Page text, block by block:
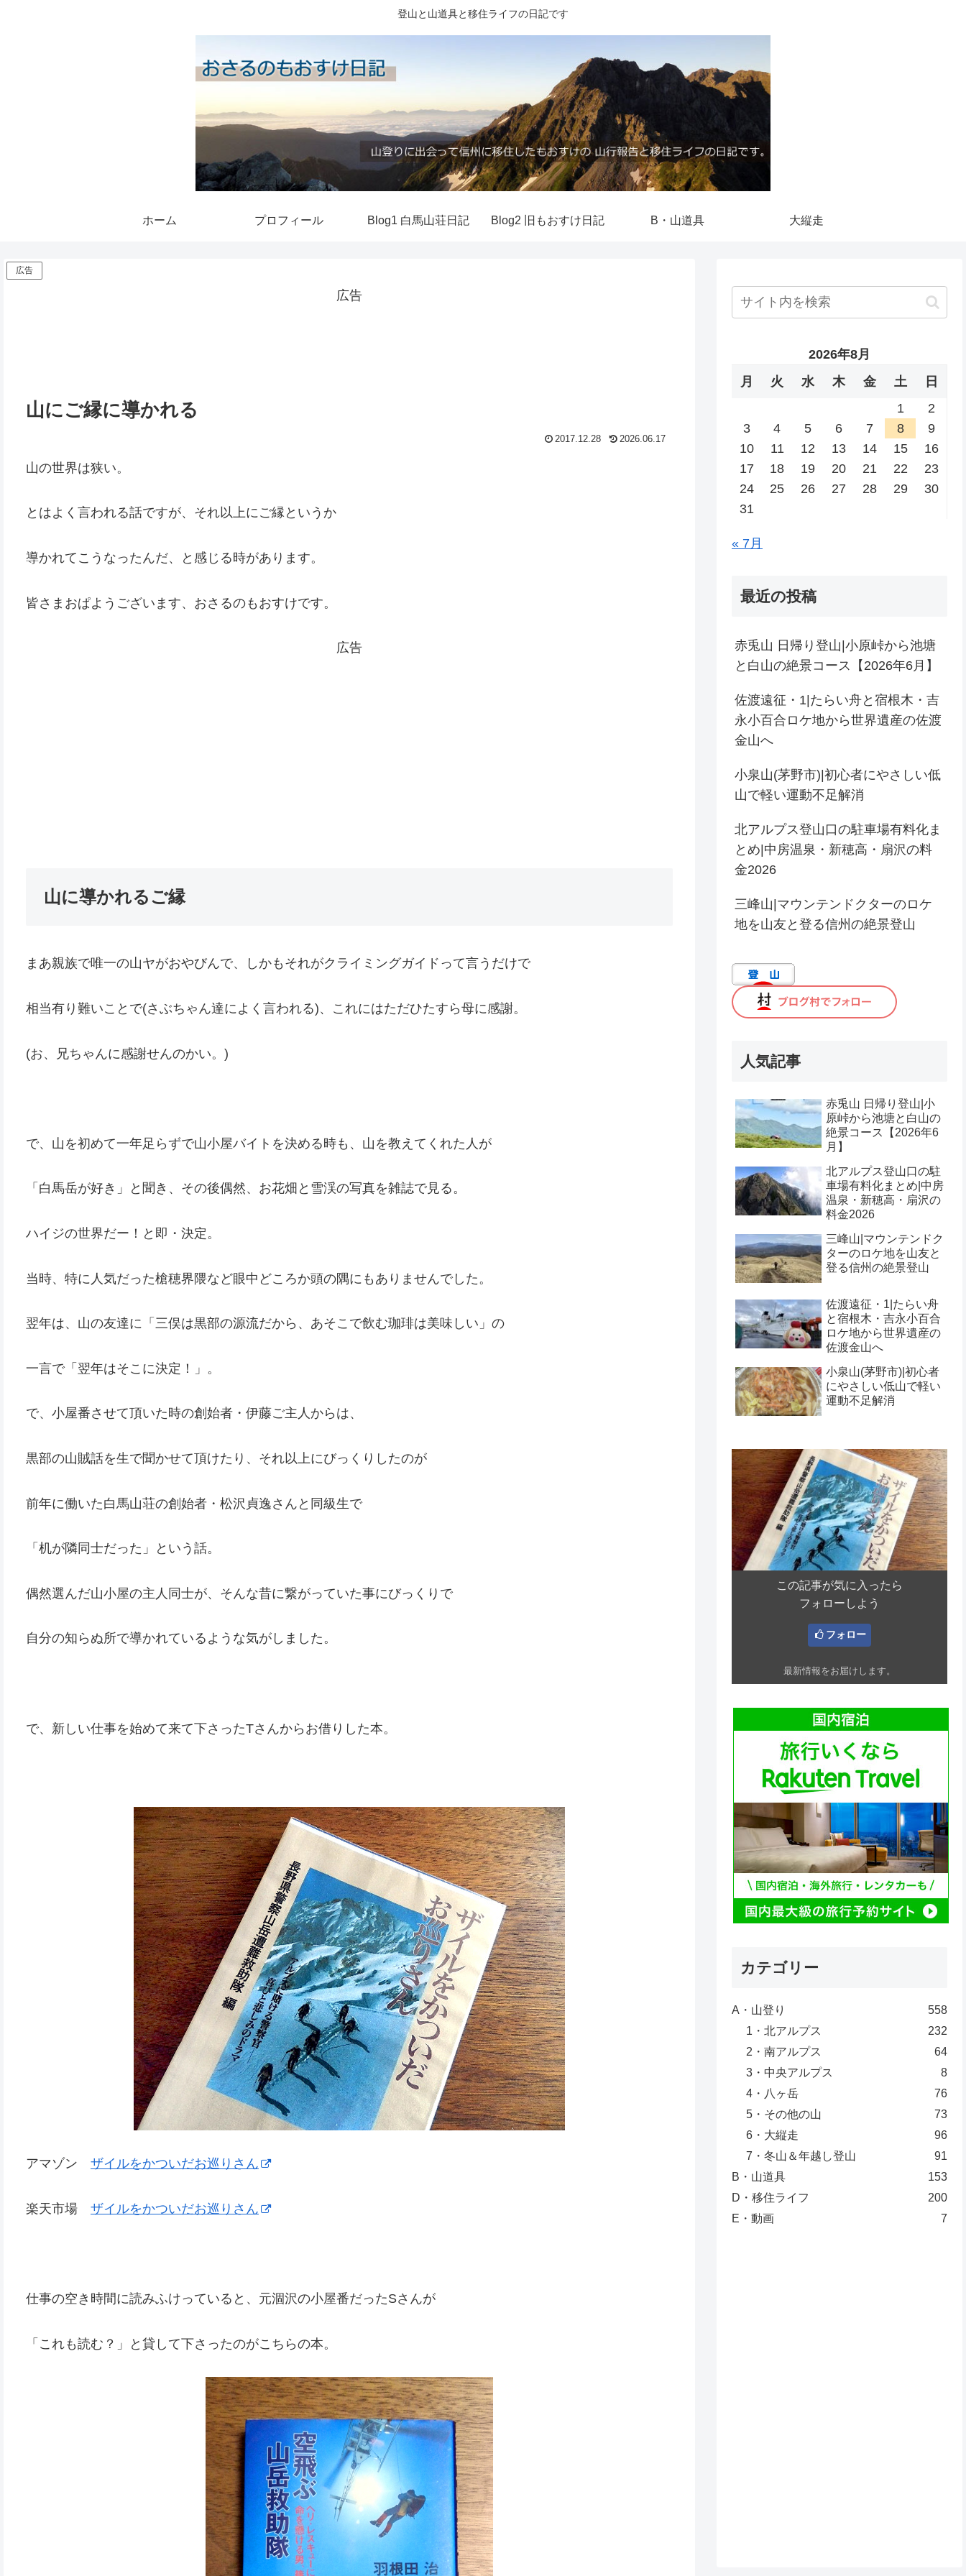
登山と山道具と移住ライフの日記です
ホーム プロフィール Blog1 白馬山荘日記 Blog2 旧もおすけ日記 B・山道具 大縦走
広告
広告
山にご縁に導かれる
2017.12.28 2026.06.17
山の世界は狭い。
とはよく言われる話ですが、それ以上にご縁というか
導かれてこうなったんだ、と感じる時があります。
皆さまおぱようございます、おさるのもおすけです。
広告
山に導かれるご縁
まあ親族で唯一の山ヤがおやびんで、しかもそれがクライミングガイドって言うだけで
相当有り難いことで(さぶちゃん達によく言われる)、これにはただひたすら母に感謝。
(お、兄ちゃんに感謝せんのかい。)
で、山を初めて一年足らずで山小屋バイトを決める時も、山を教えてくれた人が
「白馬岳が好き」と聞き、その後偶然、お花畑と雪渓の写真を雑誌で見る。
ハイジの世界だー！と即・決定。
当時、特に人気だった槍穂界隈など眼中どころか頭の隅にもありませんでした。
翌年は、山の友達に「三俣は黒部の源流だから、あそこで飲む珈琲は美味しい」の
一言で「翌年はそこに決定！」。
で、小屋番させて頂いた時の創始者・伊藤ご主人からは、
黒部の山賊話を生で聞かせて頂けたり、それ以上にびっくりしたのが
前年に働いた白馬山荘の創始者・松沢貞逸さんと同級生で
「机が隣同士だった」という話。
偶然選んだ山小屋の主人同士が、そんな昔に繋がっていた事にびっくりで
自分の知らぬ所で導かれているような気がしました。
で、新しい仕事を始めて来て下さったTさんからお借りした本。
アマゾン ザイルをかついだお巡りさん
楽天市場 ザイルをかついだお巡りさん
仕事の空き時間に読みふけっていると、元涸沢の小屋番だったSさんが
「これも読む？」と貸して下さったのがこちらの本。
2026年8月
月
火 水 木 金 土
日
1
2
3
4 5 6 7 8
9
10
11 12 13 14 15
16
17
18 19 20 21 22
23
24
25 26 27 28 29
30
31
« 7月
最近の投稿
赤兎山 日帰り登山|小原峠から池塘
と白山の絶景コース【2026年6月】
佐渡遠征・1|たらい舟と宿根木・吉
永小百合ロケ地から世界遺産の佐渡
金山へ
小泉山(茅野市)|初心者にやさしい低
山で軽い運動不足解消
北アルプス登山口の駐車場有料化ま
とめ|中房温泉・新穂高・扇沢の料
金2026
三峰山|マウンテンドクターのロケ
地を山友と登る信州の絶景登山
人気記事
赤兎山 日帰り登山|小
原峠から池塘と白山の
絶景コース【2026年6
月】
北アルプス登山口の駐
車場有料化まとめ|中房
温泉・新穂高・扇沢の
料金2026
三峰山|マウンテンドク
ターのロケ地を山友と
登る信州の絶景登山
佐渡遠征・1|たらい舟
と宿根木・吉永小百合
ロケ地から世界遺産の
佐渡金山へ
小泉山(茅野市)|初心者
にやさしい低山で軽い
運動不足解消
この記事が気に入ったら
フォローしよう
フォロー
最新情報をお届けします。
カテゴリー
A・山登り
558
1・北アルプス
232
2・南アルプス
64
3・中央アルプス
8
4・八ヶ岳
76
5・その他の山
73
6・大縦走
96
7・冬山＆年越し登山
91
B・山道具
153
D・移住ライフ
200
E・動画
7